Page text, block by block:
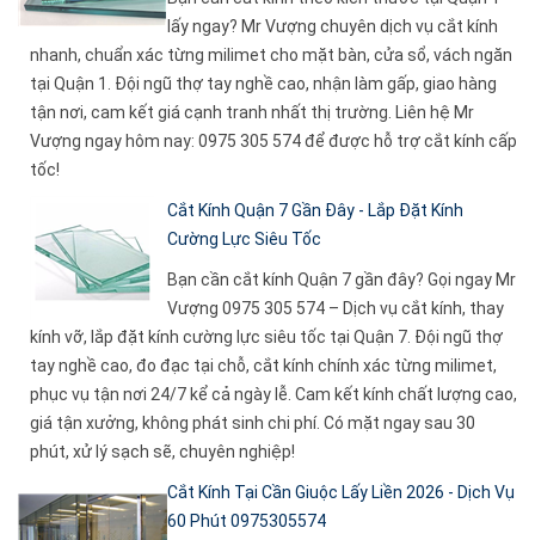
lấy ngay? Mr Vượng chuyên dịch vụ cắt kính
nhanh, chuẩn xác từng milimet cho mặt bàn, cửa sổ, vách ngăn
tại Quận 1. Đội ngũ thợ tay nghề cao, nhận làm gấp, giao hàng
tận nơi, cam kết giá cạnh tranh nhất thị trường. Liên hệ Mr
Vượng ngay hôm nay: 0975 305 574 để được hỗ trợ cắt kính cấp
tốc!
Cắt Kính Quận 7 Gần Đây - Lắp Đặt Kính
Cường Lực Siêu Tốc
Bạn cần cắt kính Quận 7 gần đây? Gọi ngay Mr
Vượng 0975 305 574 – Dịch vụ cắt kính, thay
kính vỡ, lắp đặt kính cường lực siêu tốc tại Quận 7. Đội ngũ thợ
tay nghề cao, đo đạc tại chỗ, cắt kính chính xác từng milimet,
phục vụ tận nơi 24/7 kể cả ngày lễ. Cam kết kính chất lượng cao,
giá tận xưởng, không phát sinh chi phí. Có mặt ngay sau 30
phút, xử lý sạch sẽ, chuyên nghiệp!
Cắt Kính Tại Cần Giuộc Lấy Liền 2026 - Dịch Vụ
60 Phút 0975305574